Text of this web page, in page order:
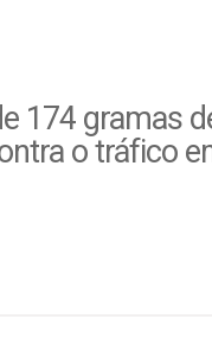
174 gramas
o tráfico